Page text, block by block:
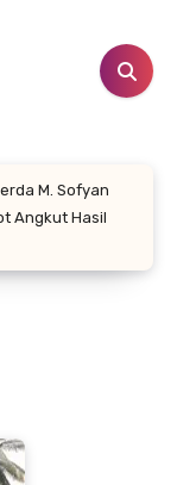
M. Sofyan
Angkut Hasil